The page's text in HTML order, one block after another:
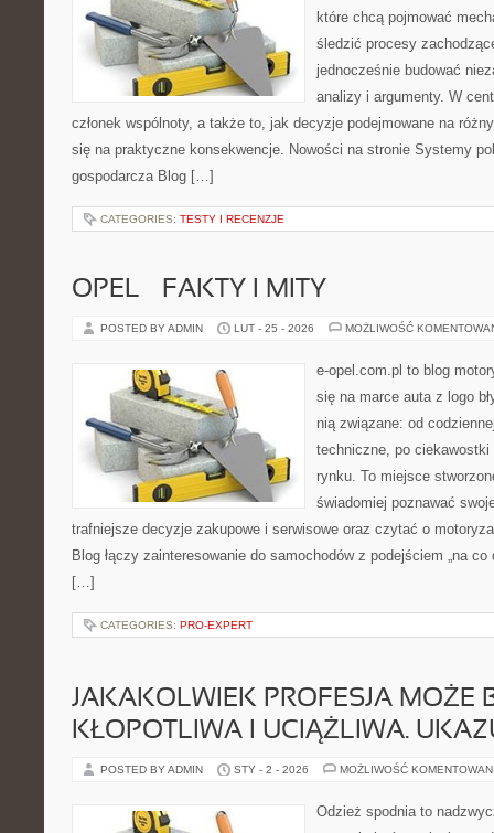
które chcą pojmować
śledzić procesy
jednocześnie budować
analizy i argumenty. W
członek wspólnoty, a także to, jak decyzje podejmowane na
się na praktyczne konsekwencje. Nowości na stronie Systemy
gospodarcza Blog […]
CATEGORIES: TESTY I RECENZJE
OPEL – FAKTY I MITY
POSTED BY ADMIN LUT - 25 - 2026 MOŻLIWOŚĆ
e-opel.com.pl to blog
się na marce auta z logo
nią związane: od
techniczne, po
rynku. To miejsce
świadomiej poznawać
trafniejsze decyzje zakupowe i serwisowe oraz czytać o
Blog łączy zainteresowanie do samochodów z podejściem „na
[…]
CATEGORIES: PRO-EXPERT
JAKAKOLWIEK PROFESJA MOŻE
KŁOPOTLIWA I UCIĄŻLIWA.
POSTED BY ADMIN STY - 2 - 2026 MOŻLIWOŚĆ
Odzież spodnia to